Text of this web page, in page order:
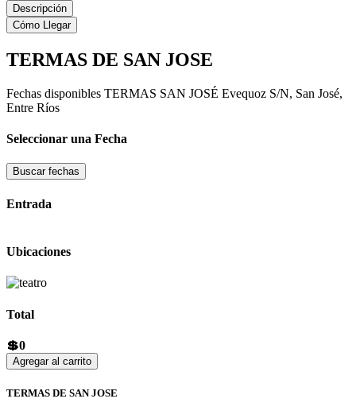
Descripción
Cómo Llegar
TERMAS DE SAN JOSE
Fechas disponibles TERMAS SAN JOSÉ Evequoz S/N, San José,
Entre Ríos
Seleccionar una Fecha
Buscar fechas
Entrada
Ubicaciones
Total
💲0
Agregar al carrito
TERMAS DE SAN JOSE